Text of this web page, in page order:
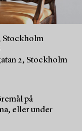
Stockholm
2, Stockholm
på
eller under